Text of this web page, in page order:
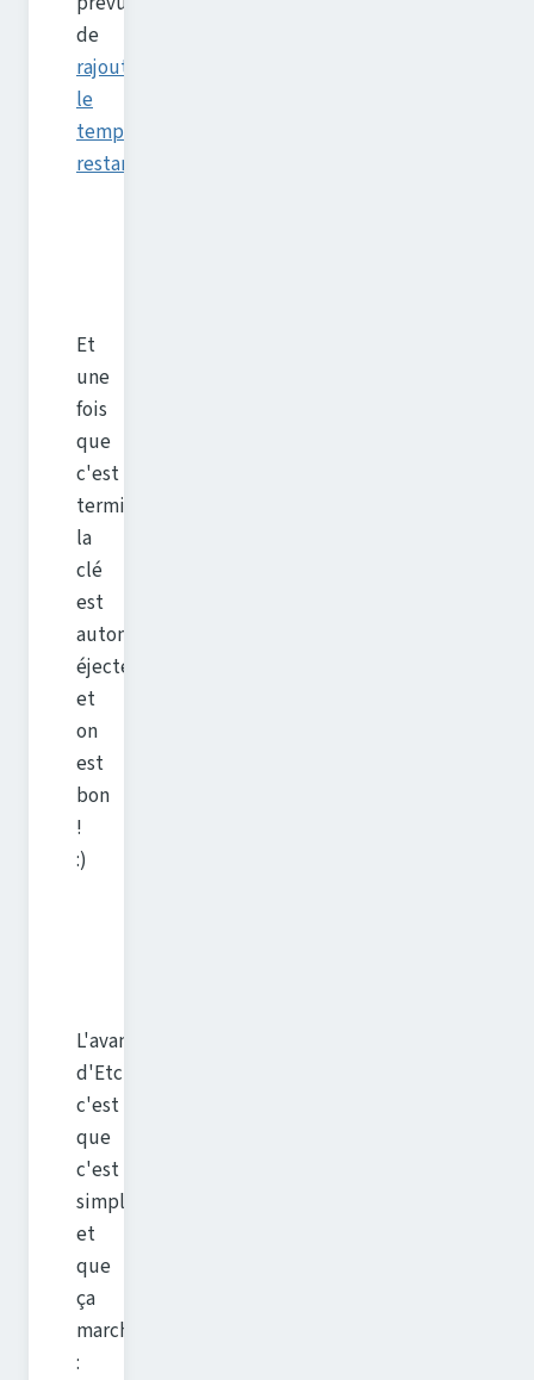
de
rajouter
le
temps
restant.
Et
une
fois
que
c'est
terminé,
la
clé
est
automatiquement
éjectée,
et
on
est
bon
!
:)
L'avantage
d'Etcher
c'est
que
c'est
simple
et
que
ça
marche
: